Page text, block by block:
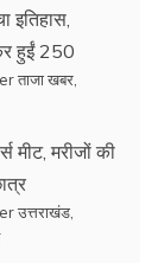
इतिहास,
हुईं 250
ताजा खबर
मीट, मरीजों की
उत्तराखंड